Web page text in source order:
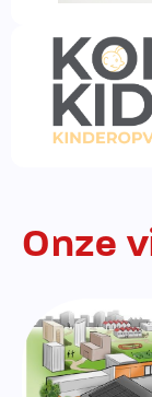
Onze